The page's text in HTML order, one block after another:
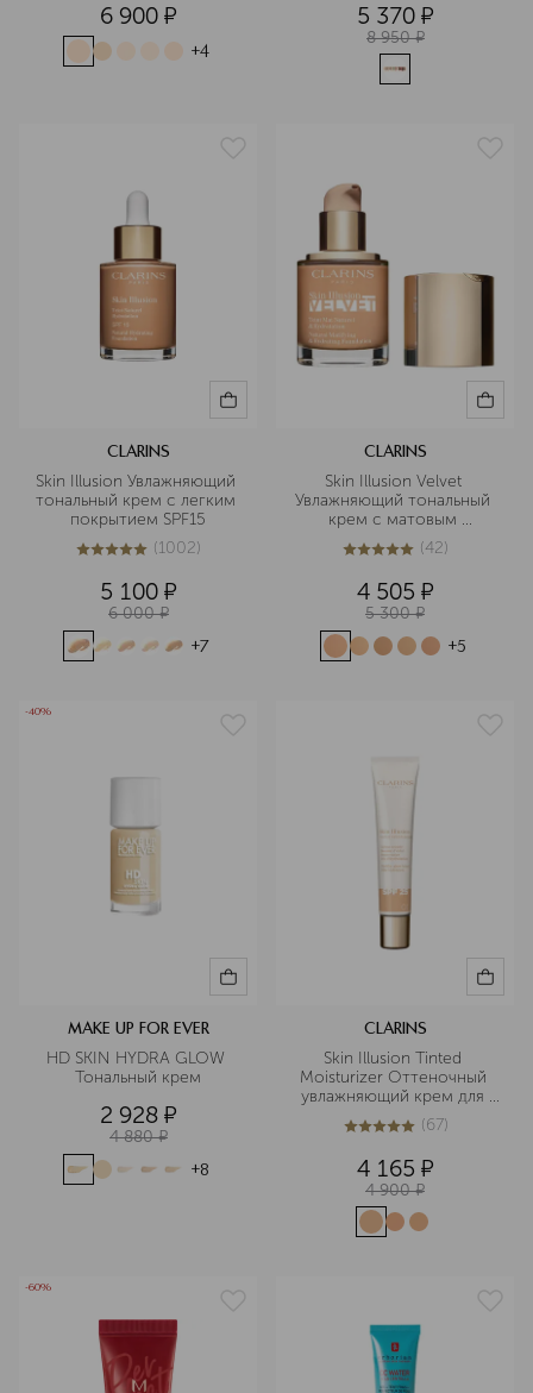
6 900 ¤
+4
5 370 ¤
8 950 ¤
CLARINS
Skin Illusion Увлажняющий
тональный крем с легким
покрытием SPF15
5из 51002 (1002)
5 100 ¤
6 000 ¤
+7
CLARINS
Skin Illusion Velvet
Увлажняющий тональный
крем с матовым
покрытием
4.9из542 (42)
4 505 ¤
5 300 ¤
+5
-40%
MAKE UP FOR EVER
HD SKIN HYDRA GLOW
Тональный крем
2 928 ¤
4 880 ¤
+8
CLARINS
Skin Illusion Tinted
Moisturizer Оттеночный
увлажняющий крем для
лица с эффектом сияния
4.9из567 (67)
4 165 ¤
4 900 ¤
-60%